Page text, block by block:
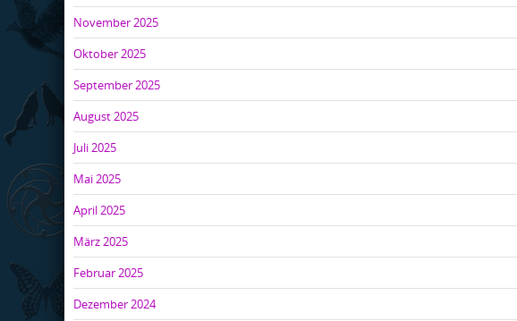
November 2025
Oktober 2025
September 2025
August 2025
Juli 2025
Mai 2025
April 2025
März 2025
Februar 2025
Dezember 2024